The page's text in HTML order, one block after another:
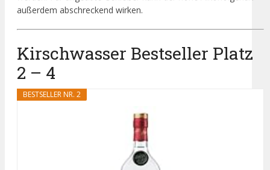
außerdem abschreckend wirken.
Kirschwasser Bestseller Platz
2 – 4
BESTSELLER NR. 2